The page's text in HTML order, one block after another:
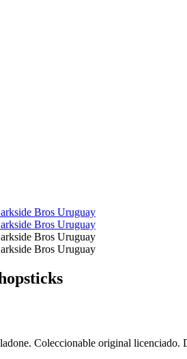
Coleccionable original